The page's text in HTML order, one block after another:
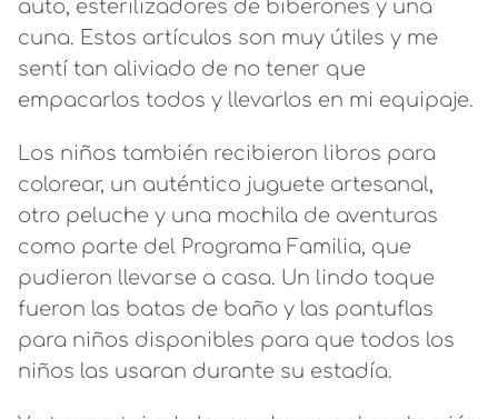
auto, esterilizadores de biberones y una
cuna. Estos artículos son muy útiles y me
sentí tan aliviado de no tener que
empacarlos todos y llevarlos en mi equipaje.
Los niños también recibieron libros para
colorear, un auténtico juguete artesanal,
otro peluche y una mochila de aventuras
como parte del Programa Familia, que
pudieron llevarse a casa. Un lindo toque
fueron las batas de baño y las pantuflas
para niños disponibles para que todos los
niños las usaran durante su estadía.